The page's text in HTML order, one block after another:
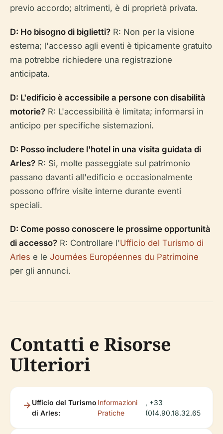
previo accordo; altrimenti, è di proprietà privata.
D: Ho bisogno di biglietti? R: Non per la visione
esterna; l'accesso agli eventi è tipicamente gratuito
ma potrebbe richiedere una registrazione
anticipata.
D: L'edificio è accessibile a persone con disabilità
motorie? R: L'accessibilità è limitata; informarsi in
anticipo per specifiche sistemazioni.
D: Posso includere l'hotel in una visita guidata di
Arles? R: Sì, molte passeggiate sul patrimonio
passano davanti all'edificio e occasionalmente
possono offrire visite interne durante eventi
speciali.
D: Come posso conoscere le prossime opportunità
di accesso? R: Controllare l'Ufficio del Turismo di
Arles e le Journées Européennes du Patrimoine
per gli annunci.
Contatti e Risorse
Ulteriori
Ufficio del Turismo
di Arles:
Informazioni
Pratiche
, +33
(0)4.90.18.32.65